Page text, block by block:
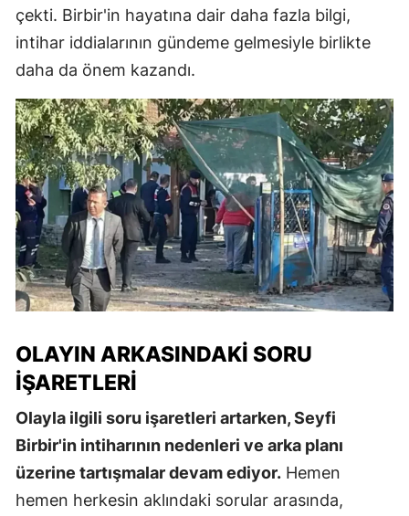
çekti. Birbir'in hayatına dair daha fazla bilgi,
intihar iddialarının gündeme gelmesiyle birlikte
daha da önem kazandı.
OLAYIN ARKASINDAKI SORU
İŞARETLERI
Olayla ilgili soru işaretleri artarken, Seyfi
Birbir'in intiharının nedenleri ve arka planı
üzerine tartışmalar devam ediyor. Hemen
hemen herkesin aklındaki sorular arasında,